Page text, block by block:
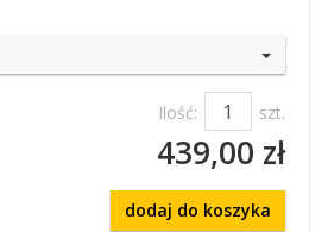
Ilość: szt.
439,00 zł
dodaj do koszyka